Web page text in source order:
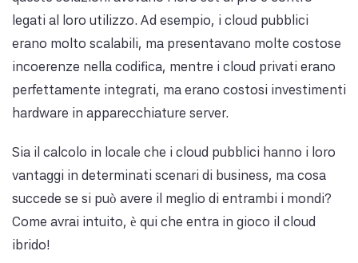
legati al loro utilizzo. Ad esempio, i cloud pubblici
erano molto scalabili, ma presentavano molte costose
incoerenze nella codifica, mentre i cloud privati ​​erano
perfettamente integrati, ma erano costosi investimenti
hardware in apparecchiature server.
Sia il calcolo in locale che i cloud pubblici hanno i loro
vantaggi in determinati scenari di business, ma cosa
succede se si può avere il meglio di entrambi i mondi?
Come avrai intuito, è qui che entra in gioco il cloud
ibrido!